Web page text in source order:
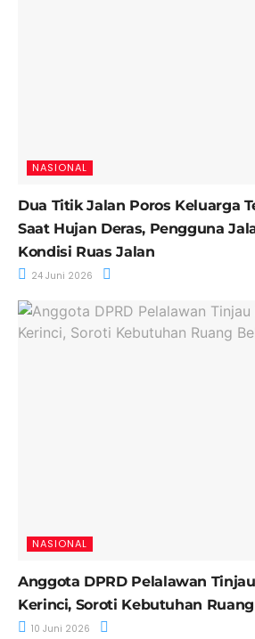
NASIONAL
Dua Titik Jalan Poros Keluarga
Saat Hujan Deras, Pengguna
Kondisi Ruas Jalan
24 Juni 2026
NASIONAL
Anggota DPRD Pelalawan
Kerinci, Soroti Kebutuhan
10 Juni 2026